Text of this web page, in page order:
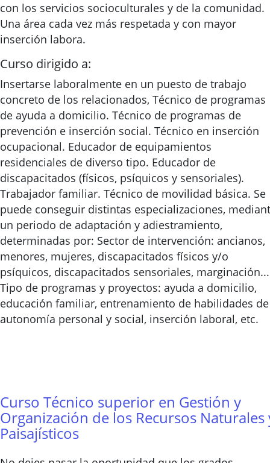
con los servicios socioculturales y de la comunidad.
Una área cada vez más respetada y con mayor
inserción labora.
Curso dirigido a:
Insertarse laboralmente en un puesto de trabajo
concreto de los relacionados, Técnico de programas
de ayuda a domicilio. Técnico de programas de
prevención e inserción social. Técnico en inserción
ocupacional. Educador de equipamientos
residenciales de diverso tipo. Educador de
discapacitados (físicos, psíquicos y sensoriales).
Trabajador familiar. Técnico de movilidad básica. Se
puede conseguir distintas especializaciones,
un periodo de adaptación y adiestramiento,
determinadas por: Sector de intervención: ancianos,
menores, mujeres, discapacitados físicos y/o
psíquicos, discapacitados sensoriales, marginación...
Tipo de programas y proyectos: ayuda a domicilio,
educación familiar, entrenamiento de habilidades de
autonomía personal y social, inserción laboral, etc.
Curso Técnico superior en Gestión y
Organización de los Recursos Naturales
Paisajísticos